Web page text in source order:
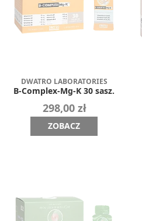
DWATRO LABORATORIES
B-Complex-Mg-K 30 sasz.
298,00 zł
ZOBACZ